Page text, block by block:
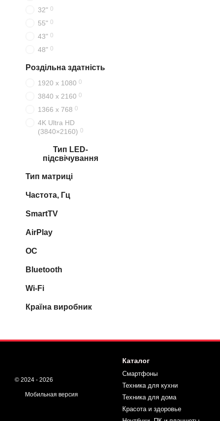
32" 0
55" 0
43" 0
48" 0
Роздільна здатність
1920 x 1080 0
3840 x 2160 0
1366 x 768 0
4K Ultra HD
(3840×2160) 0
Тип LED-
підсвічування
Тип матриці
Частота, Гц
SmartTV
AirPlay
ОС
Bluetooth
Wi-Fi
Країна виробник
© 2024 - 2026
Мобильная версия
Каталог
Смартфоны
Техника для кухни
Техника для дома
Красота и здоровье